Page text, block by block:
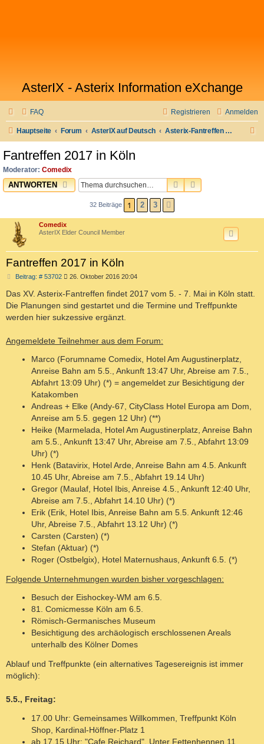
AsterIX - Asterix Information eXchange
FAQ Anmelden
Registrieren
Hauptseite Forum AsterIX auf Deutsch Asterix-Fantreffen & Stammtisch
Fantreffen 2017 in Köln
Moderator: Comedix
ANTWORTEN SUCHEERWEITERTE
32 Beiträge 1 2 3
Comedix
AsterIX Elder Council Member
Fantreffen 2017 in Köln
Beitrag: # 53702B
i
t
r
a
g
26. Oktober 2016 20:04
Das XV. Asterix-Fantreffen findet 2017 vom 5. - 7. Mai in Köln statt.
Die Planungen sind gestartet und die Termine und Treffpunkte
werden hier sukzessive ergänzt.
Angemeldete Teilnehmer aus dem Forum:
Marco (Forumname Comedix, Hotel Am Augustinerplatz,
Anreise Bahn am 5.5., Ankunft 13:47 Uhr, Abreise am 7.5.,
Abfahrt 13:09 Uhr) (*) = angemeldet zur Besichtigung der
Katakomben
Andreas + Elke (Andy-67, CityClass Hotel Europa am Dom,
Anreise am 5.5. gegen 12 Uhr) (**)
Heike (Marmelada, Hotel Am Augustinerplatz, Anreise Bahn
am 5.5., Ankunft 13:47 Uhr, Abreise am 7.5., Abfahrt 13:09
Uhr) (*)
Henk (Batavirix, Hotel Arde, Anreise Bahn am 4.5. Ankunft
10.45 Uhr, Abreise am 7.5., Abfahrt 19.14 Uhr)
Gregor (Maulaf, Hotel Ibis, Anreise 4.5., Ankunft 12:40 Uhr,
Abreise am 7.5., Abfahrt 14.10 Uhr) (*)
Erik (Erik, Hotel Ibis, Anreise Bahn am 5.5. Ankunft 12:46
Uhr, Abreise 7.5., Abfahrt 13.12 Uhr) (*)
Carsten (Carsten) (*)
Stefan (Aktuar) (*)
Roger (Ostbelgix), Hotel Maternushaus, Ankunft 6.5. (*)
Folgende Unternehmungen wurden bisher vorgeschlagen:
Besuch der Eishockey-WM am 6.5.
81. Comicmesse Köln am 6.5.
Römisch-Germanisches Museum
Besichtigung des archäologisch erschlossenen Areals
unterhalb des Kölner Domes
Ablauf und Treffpunkte (ein alternatives Tagesereignis ist immer
möglich):
5.5., Freitag:
17.00 Uhr: Gemeinsames Willkommen, Treffpunkt Köln
Shop, Kardinal-Höffner-Platz 1
ab 17.15 Uhr: "Cafe Reichard", Unter Fettenhennen 11